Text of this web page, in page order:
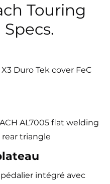
Touring
Specs.
Duro Tek cover FeC
AL7005 flat welding
triangle
intégré avec